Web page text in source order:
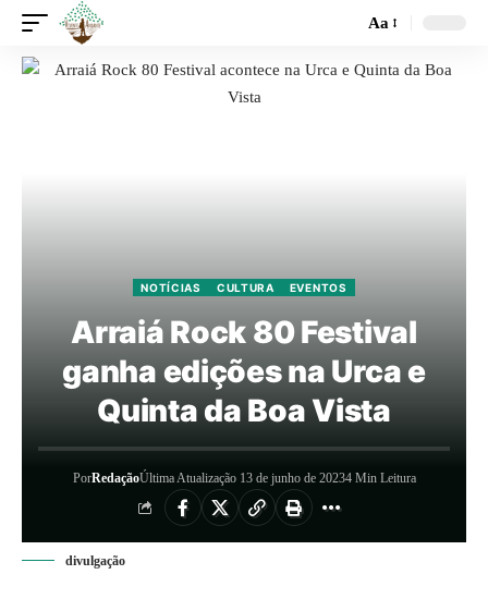
Aa
NOTÍCIAS CULTURA EVENTOS
Arraiá Rock 80 Festival
ganha edições na Urca e
Quinta da Boa Vista
PorRedaçãoÚltima Atualização 13 de junho de 20234 Min Leitura
divulgação